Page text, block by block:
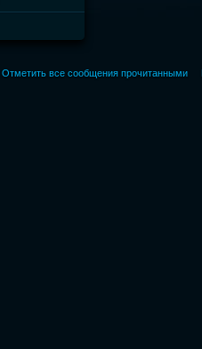
Отметить все сообщения прочитанными